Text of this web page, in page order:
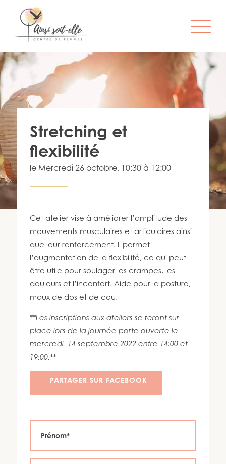
L’ORGANISME
SERVICES
ATELIERS & ACTIVITÉS
ÊTRE MEMBRE
S’IMPLIQUER
INFO-LETTRE
450 447-3576
Stretching et
flexibilité
le Mercredi 26 octobre, 10:30 à 12:00
Cet atelier vise à améliorer l’amplitude des
mouvements musculaires et articulaires ainsi
que leur renforcement. Il permet
l’augmentation de la flexibilité, ce qui peut
être utile pour soulager les crampes, les
douleurs et l’inconfort. Aide pour la posture,
maux de dos et de cou.
**Les inscriptions aux ateliers se feront sur
place lors de la journée porte ouverte le
mercredi 14 septembre 2022 entre 14:00 et
19:00.**
PARTAGER SUR FACEBOOK